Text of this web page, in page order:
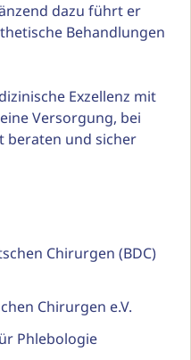
dazu führt er
Behandlungen
Exzellenz mit
Versorgung, bei
beraten und sicher
Chirurgen (BDC)
Chirurgen e.V.
Phlebologie